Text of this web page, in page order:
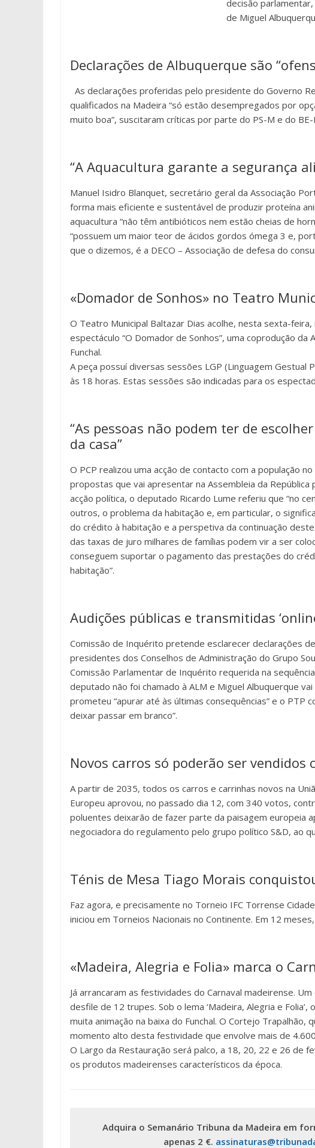
decisão
de Miguel
Declarações de Albuquerque são
As declarações proferidas pelo presidente do Governo
qualificados na Madeira “só estão desempregados por
muito boa”, suscitaram críticas por parte do PS-M e do BE-
“A Aquacultura garante a segurança
Manuel Isidro Blanquet, secretário geral da Associação
forma mais eficiente e sustentável de produzir proteína
aquacultura “não têm antibióticos nem estão cheias de
“possuem um maior teor de ácidos gordos ómega 3 e,
que o dizemos, é a DECO – Associação de defesa do
«Domador de Sonhos» no Teatro
O Teatro Municipal Baltazar Dias acolhe, nesta sexta-
espectáculo “O Domador de Sonhos”, uma coprodução
Funchal.
A peça possuí diversas sessões LGP (Linguagem
às 18 horas. Estas sessões são indicadas para os
“As pessoas não podem ter de
da casa”
O PCP realizou uma acção de contacto com a população
propostas que vai apresentar na Assembleia da
acção política, o deputado Ricardo Lume referiu que “no
outros, o problema da habitação e, em particular, o
do crédito à habitação e a perspetiva da continuação
das taxas de juro milhares de famílias podem vir a ser
conseguem suportar o pagamento das prestações do
habitação”.
Audições públicas e transmitidas
Comissão de Inquérito pretende esclarecer declarações
presidentes dos Conselhos de Administração do Grupo
Comissão Parlamentar de Inquérito requerida na
deputado não foi chamado à ALM e Miguel Albuquerque
prometeu “apurar até às últimas consequências” e o PTP
deixar passar em branco”.
Novos carros só poderão ser vendidos
A partir de 2035, todos os carros e carrinhas novos na
Europeu aprovou, no passado dia 12, com 340 votos,
poluentes deixarão de fazer parte da paisagem europeia
negociadora do regulamento pelo grupo político S&D, ao
Ténis de Mesa Tiago Morais
Faz agora, e precisamente no Torneio IFC Torrense
iniciou em Torneios Nacionais no Continente. Em 12
«Madeira, Alegria e Folia» marca o
Já arrancaram as festividades do Carnaval madeirense.
desfile de 12 trupes. Sob o lema ‘Madeira, Alegria e
muita animação na baixa do Funchal. O Cortejo
momento alto desta festividade que envolve mais de
O Largo da Restauração será palco, a 18, 20, 22 e 26 de
os produtos madeirenses característicos da época.
Adquira o Semanário Tribuna da Madeira em
apenas 2 €.